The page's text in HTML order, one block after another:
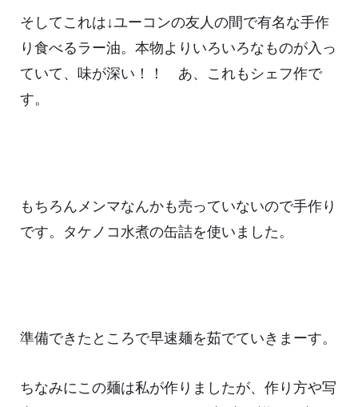
そしてこれは↓ユーコンの友人の間で有名な手作
り食べるラー油。本物よりいろいろなものが入っ
ていて、味が深い！！ あ、これもシェフ作で
す。
もちろんメンマなんかも売っていないので手作り
です。タケノコ水煮の缶詰を使いました。
準備できたところで早速麺を茹でていきまーす。
ちなみにこの麺は私が作りましたが、作り方や写